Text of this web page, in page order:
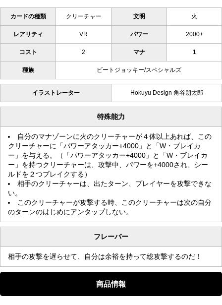
カードの種類 クリーチャー 文明 火
レアリティ VR パワー 2000+
コスト 2 マナ 1
種族 ビートジョッキー/スペシャルズ
イラストレーター Hokuyu Design 角谷朔太郎
特殊能力
自分のマナゾーンに火のクリーチャーが４体以上あれば、この
クリーチャーに「パワーアタッカー+4000」と「W・ブレイカ
ー」を与える。（「パワーアタッカー+4000」と「W・ブレイカ
ー」を持つクリーチャーは、攻撃中、パワーを+4000され、シー
ルドを２つブレイクする）
相手のクリーチャーは、出たターン、プレイヤーを攻撃できな
い。
このクリーチャーが攻撃する時、このクリーチャーは次の自分
のターンのはじめにアンタップしない。
フレーバー
相手の攻撃を遅らせて、自分は余裕を持って総攻撃するのだ！
商品情報